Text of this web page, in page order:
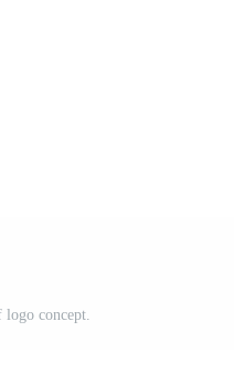
concept.